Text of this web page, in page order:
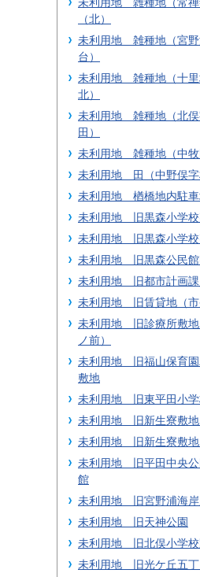
（北）
未利用地 雑種地（宮野
台）
未利用地 雑種地（十里
北）
未利用地 雑種地（北俣
田）
未利用地 雑種地（中牧
未利用地 田（中野俣字
未利用地 楢橋地内駐
未利用地 旧黒森小学校
未利用地 旧黒森小学校
未利用地 旧黒森公民
未利用地 旧都市計画課
未利用地 旧賃貸地（市
未利用地 旧診療所敷地
ノ前）
未利用地 旧福山保育園
敷地
未利用地 旧東平田小
未利用地 旧新生寮敷地
未利用地 旧新生寮敷地
未利用地 旧平田中央公
館
未利用地 旧宮野浦海
未利用地 旧天神公園
未利用地 旧北俣小学
未利用地 旧光ケ丘五